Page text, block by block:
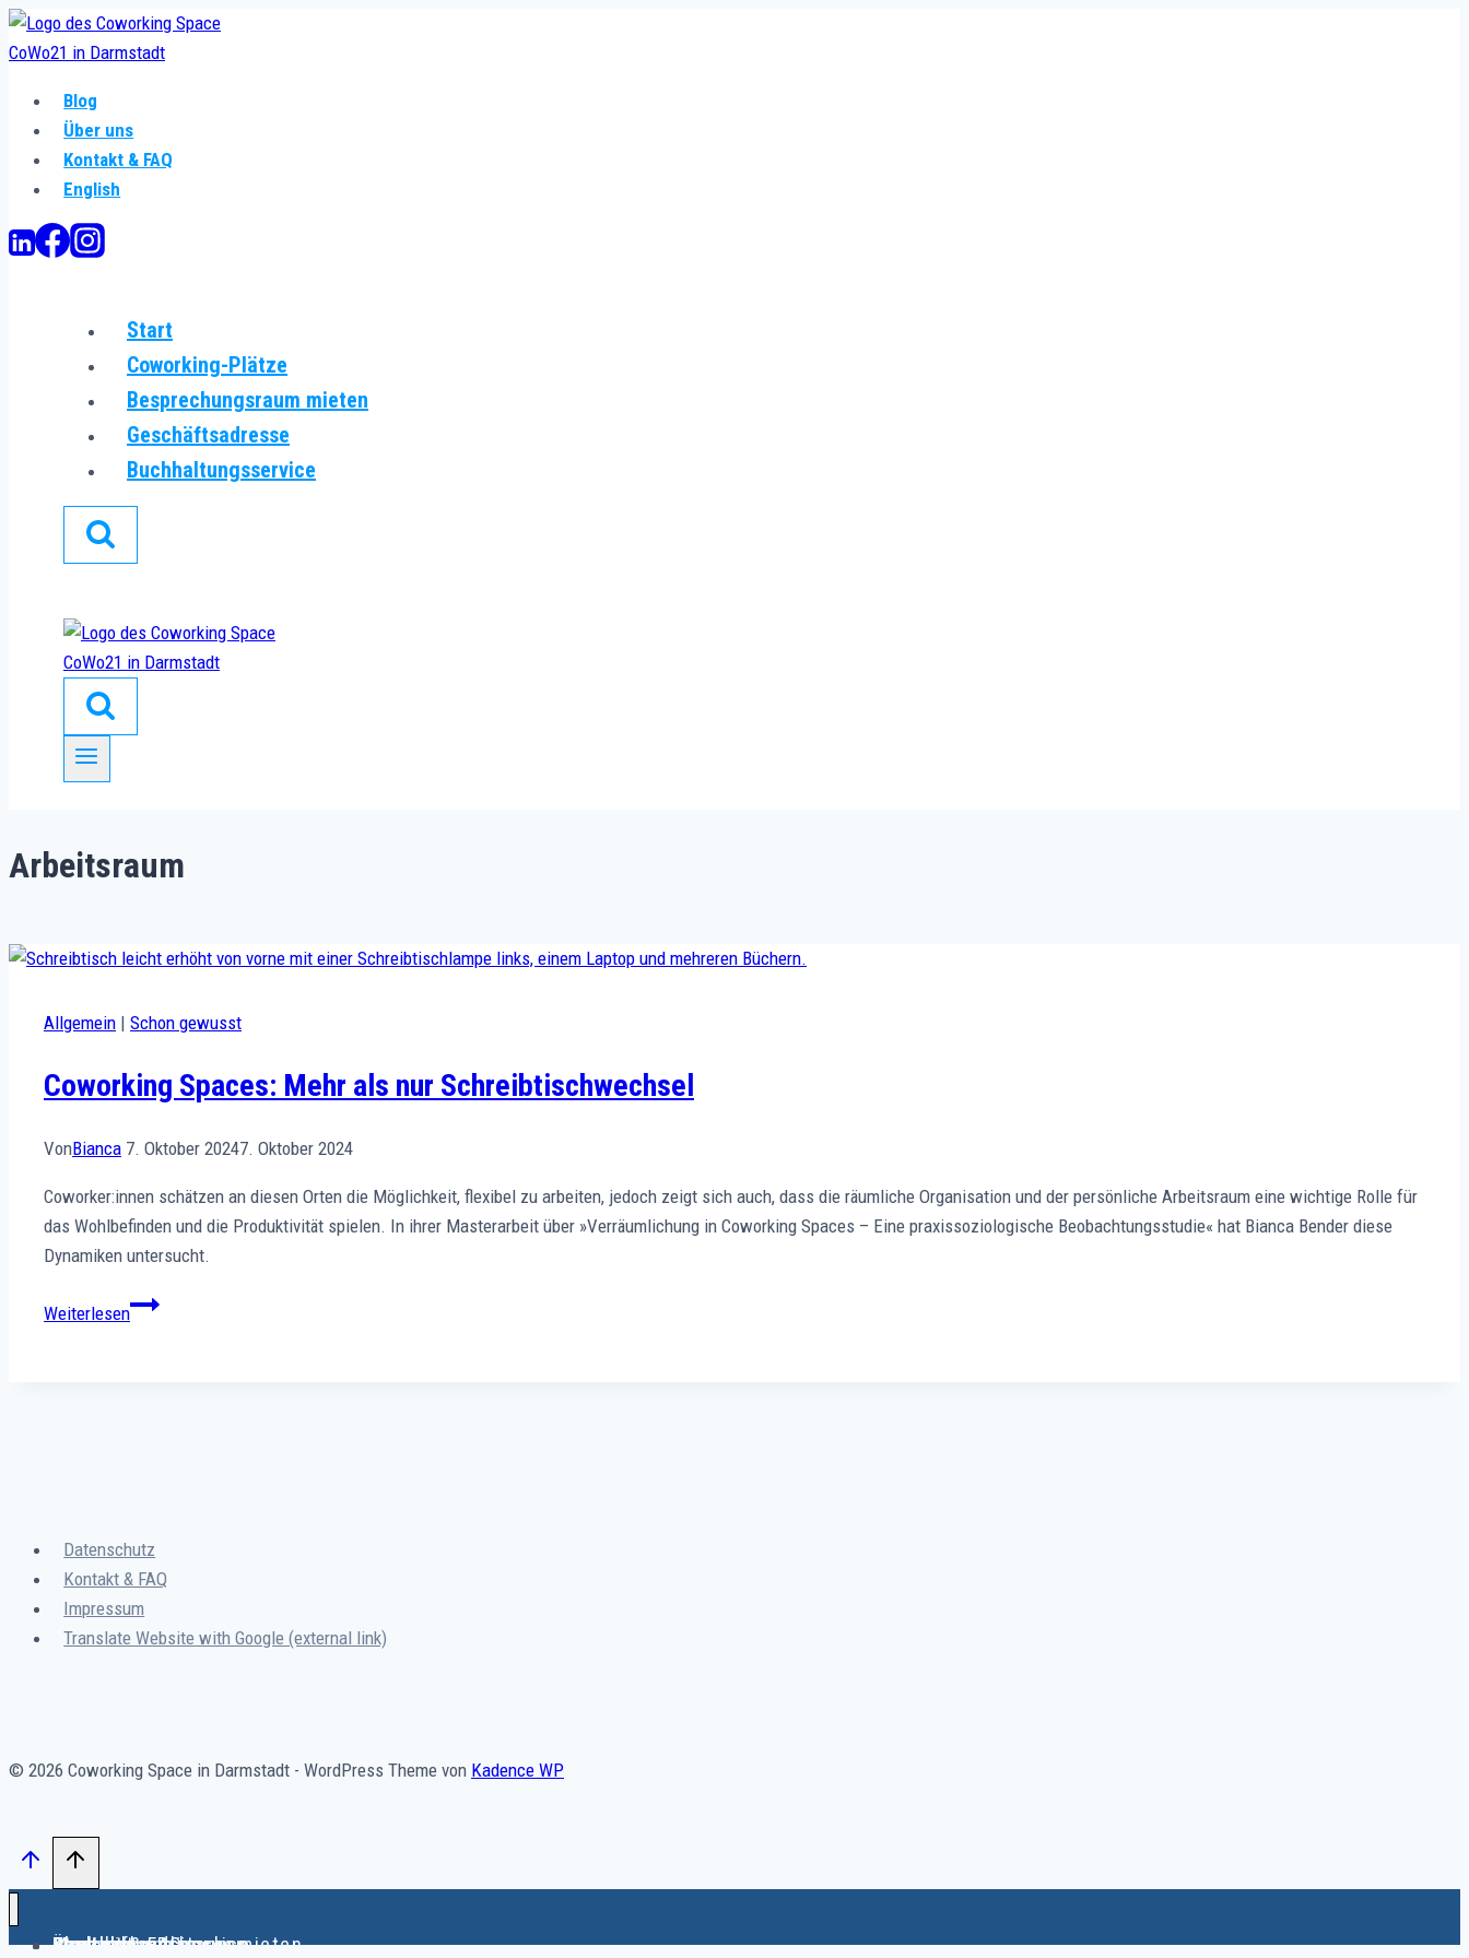
Zum
Inhalt
Blog
Über uns
Kontakt & FAQ
English
Start
Coworking-Plätze
Besprechungsraum mieten
Geschäftsadresse
Buchhaltungsservice
Arbeitsraum
Allgemein | Schon gewusst
Coworking Spaces: Mehr als nur Schreibtischwechsel
VonBianca 7. Oktober 20247. Oktober 2024
Coworker:innen schätzen an diesen Orten die Möglichkeit, flexibel zu arbeiten, jedoch zeigt sich auch, dass die räumliche Organisation und der persönliche Arbeitsraum eine wichtige Rolle für
das Wohlbefinden und die Produktivität spielen. In ihrer Masterarbeit über »Verräumlichung in Coworking Spaces – Eine praxissoziologische Beobachtungsstudie« hat Bianca Bender diese
Dynamiken untersucht.
WeiterlesenCoworking
Datenschutz
Kontakt & FAQ
Impressum
Translate Website with Google (external link)
© 2026 Coworking Space in Darmstadt - WordPress Theme von Kadence WP
Start
Coworking-Plätze
Besprechungsraum mieten
Geschäftsadresse
Buchhaltungsservice
Meetingraum buchen
Über uns
Blog
Kontakt & FAQ
English